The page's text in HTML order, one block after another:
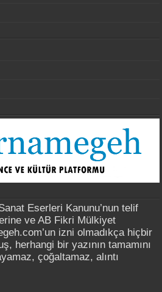
Eserleri Kanunu’nun telif
ve AB Fikri Mülkiyet
izni olmadıkça hiçbir
herhangi bir yazının tamamını
çoğaltamaz, alıntı